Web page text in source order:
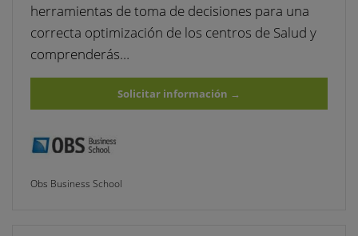
herramientas de toma de decisiones para una
correcta optimización de los centros de Salud y
comprenderás…
Solicitar información →
Obs Business School